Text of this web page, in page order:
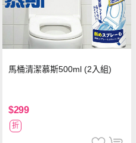
馬桶清潔慕斯500ml (2入組)
$299
折